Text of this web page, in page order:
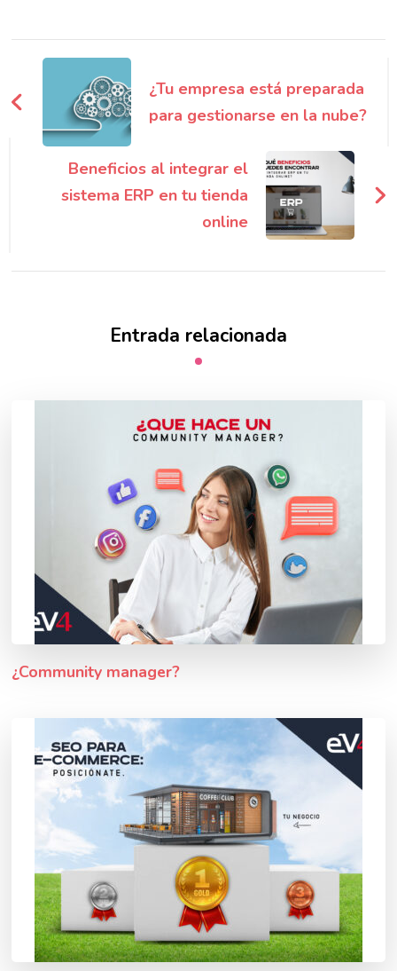
Navegación
de
entradas
¿Tu empresa está preparada
para gestionarse en la nube?
Beneficios al integrar el
sistema ERP en tu tienda
online
Entrada relacionada
¿Community manager?